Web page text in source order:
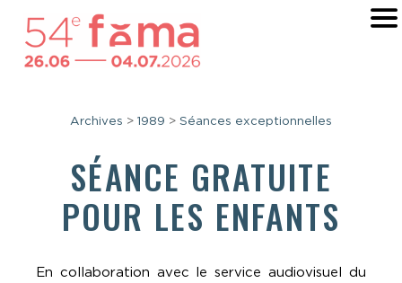
Archives > 1989 > Séances exceptionnelles
SÉANCE GRATUITE
POUR LES ENFANTS
En collaboration avec le service audiovisuel du